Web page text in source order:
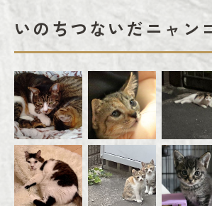
いのちつないだニャン